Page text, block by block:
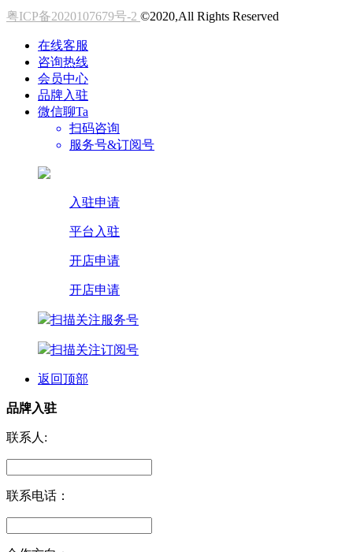
粤ICP备2020107679号-2 ©2020,All Rights Reserved
在线客服
咨询热线
会员中心
品牌入驻
微信聊Ta
扫码咨询
服务号&订阅号
入驻申请
平台入驻
开店申请
开店申请
扫描关注服务号
扫描关注订阅号
返回顶部
品牌入驻
联系人:
联系电话：